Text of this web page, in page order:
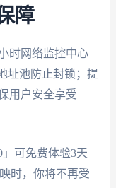
障
时网络监控中心
址池防止封锁；提
用户安全享受
可免费体验3天
时，你将不再受